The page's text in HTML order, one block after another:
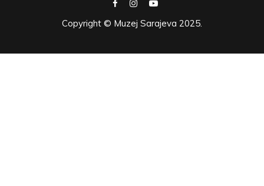
Copyright © Muzej Sarajeva 2025.